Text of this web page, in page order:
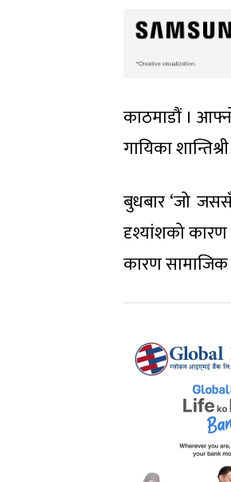
काठमाडौं ।
गायिका
बुधबार ‘जो
दृश्यांशको कारण
कारण